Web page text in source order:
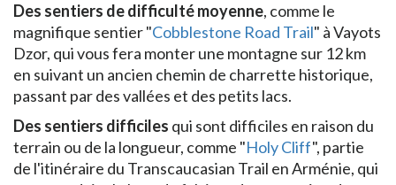
Des sentiers de difficulté moyenne, comme le
magnifique sentier "Cobblestone Road Trail" à Vayots
Dzor, qui vous fera monter une montagne sur 12 km
en suivant un ancien chemin de charrette historique,
passant par des vallées et des petits lacs.
Des sentiers difficiles qui sont difficiles en raison du
terrain ou de la longueur, comme "Holy Cliff", partie
de l'itinéraire du Transcaucasian Trail en Arménie, qui